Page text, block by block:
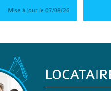
Mise à jour le 07/08/26